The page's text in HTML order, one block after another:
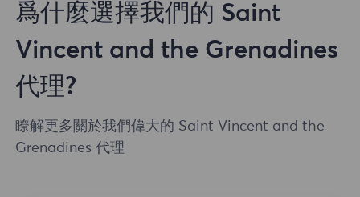
爲什麼選擇我們的 Saint
Vincent and the Grenadines
代理?
瞭解更多關於我們偉大的 Saint Vincent and the
Grenadines 代理